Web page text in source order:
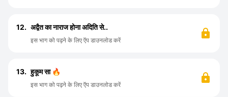
12. अद्वैत का नाराज होना अदिति से..
इस भाग को पढ़ने के लिए ऍप डाउनलोड करें
13. हुकूम सा 🔥
इस भाग को पढ़ने के लिए ऍप डाउनलोड करें